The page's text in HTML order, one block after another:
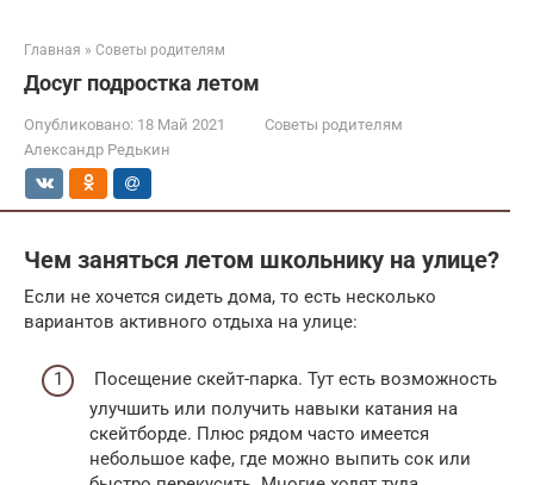
Главная » Советы родителям
Досуг подростка летом
Опубликовано: 18 Май 2021
Советы родителям
Александр Редькин
Чем заняться летом школьнику на улице?
Если не хочется сидеть дома, то есть несколько
вариантов активного отдыха на улице:
Посещение скейт-парка. Тут есть возможность
улучшить или получить навыки катания на
скейтборде. Плюс рядом часто имеется
небольшое кафе, где можно выпить сок или